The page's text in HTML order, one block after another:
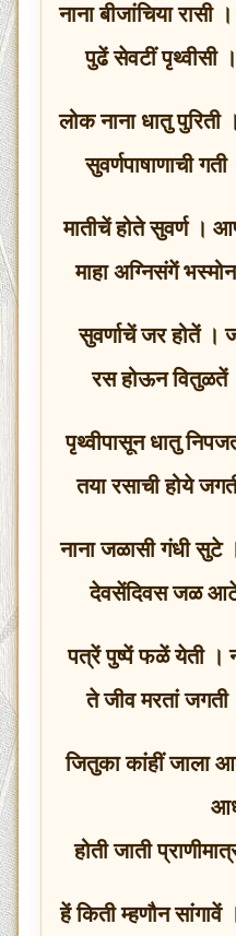
नाना बीजांचिया रासी
पुढें सेवटीं पृथ्वीसी
लोक नाना धातु पुरिती
सुवर्णपाषाणाची
मातीचें होते सुवर्ण ।
माहा अग्निसंगें
सुवर्णाचें जर होतें ।
रस होऊन वितुळतें
पृथ्वीपासून धातु
तया रसाची होये
नाना जळासी गंधी
देवसेंदिवस जळ
पत्रें पुष्पें फळें येती ।
ते जीव मरतां
जितुका कांहीं जाला
होती जाती
हें किती म्हणौन